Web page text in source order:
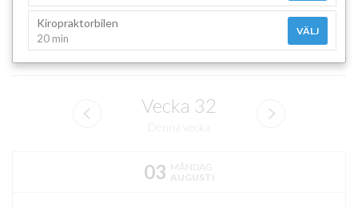
Kiropraktorbilen
20 min
VÄLJ
Vecka 32
03 MÅNDAG
AUGUSTI